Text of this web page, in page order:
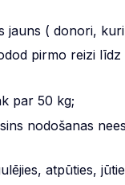
jauns ( donori,
pirmo reizi līdz
par 50 kg;
nodošanas
atpūties,